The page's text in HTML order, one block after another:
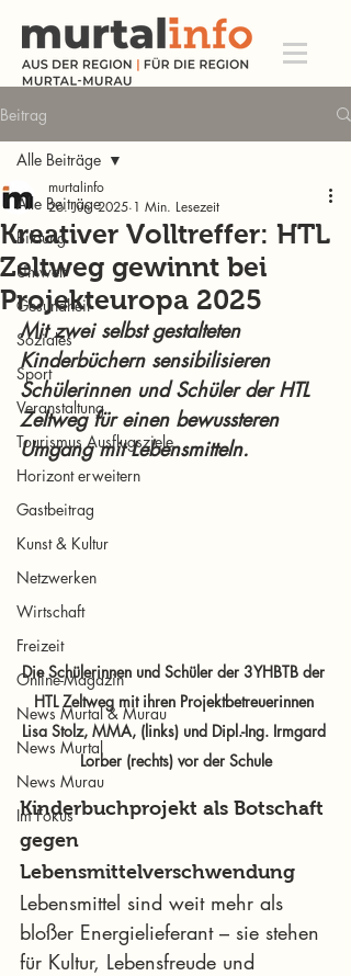
Beitrag
Alle Beiträge
Bildung
Umwelt
Gesundheit
Soziales
Sport
Veranstaltung
Tourismus Ausflugsziele
Horizont erweitern
Gastbeitrag
Kunst & Kultur
Netzwerken
Wirtschaft
Freizeit
Online-Magazin
News Murtal & Murau
News Murtal
News Murau
Im Fokus
Alle Beiträge
Kreativer Volltreffer: HTL
Zeltweg gewinnt bei
Projekteuropa 2025
murtalinfo
26. Juni 2025 1 Min. Lesezeit
Mit zwei selbst gestalteten
Kinderbüchern sensibilisieren
Schülerinnen und Schüler der HTL
Zeltweg für einen bewussteren
Umgang mit Lebensmitteln.
Die Schülerinnen und Schüler der 3YHBTB der
HTL Zeltweg mit ihren Projektbetreuerinnen
Lisa Stolz, MMA, (links) und Dipl.-Ing. Irmgard
Lorber (rechts) vor der Schule
Kinderbuchprojekt als Botschaft
gegen
Lebensmittelverschwendung
Lebensmittel sind weit mehr als
bloßer Energielieferant – sie stehen
für Kultur, Lebensfreude und